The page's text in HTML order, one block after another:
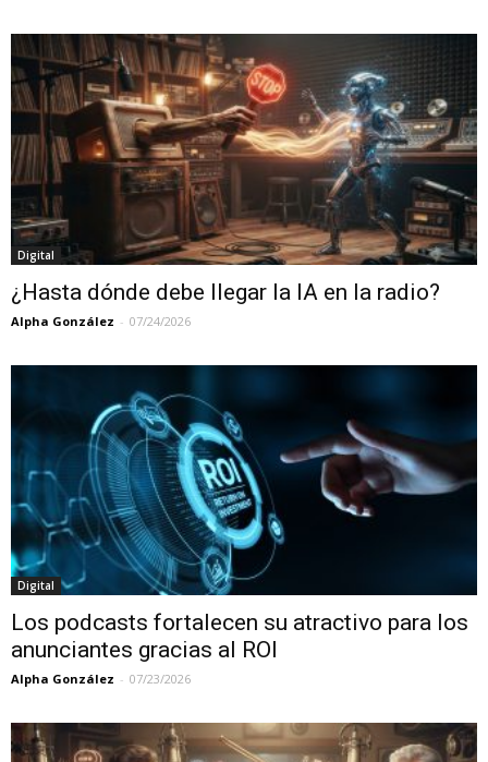
Digital
¿Hasta dónde debe llegar la IA en la radio?
Alpha González - 07/24/2026
Digital
Los podcasts fortalecen su atractivo para los
anunciantes gracias al ROI
Alpha González - 07/23/2026